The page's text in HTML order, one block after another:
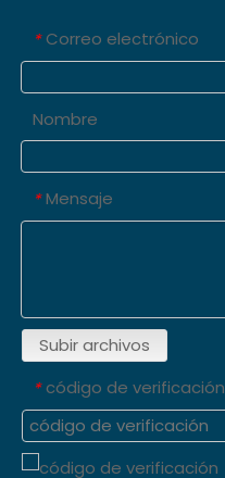
* Correo electrónico
Nombre
* Mensaje
Subir archivos
* código de verificación